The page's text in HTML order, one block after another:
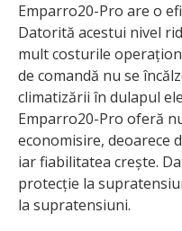
Emparro20-Pro are o
Datorită acestui nivel
mult costurile
de comandă nu se
climatizării în dulapul
Emparro20-Pro oferă
economisire, deoarece
iar fiabilitatea crește.
protecție la
la supratensiuni.